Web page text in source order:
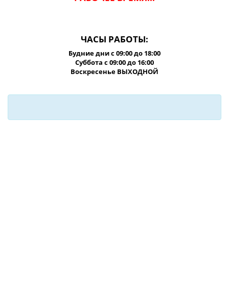
ЧАСЫ РАБОТЫ:
Будние дни с 09:00 до 18:00
Суббота с 09:00 до 16:00
Воскресенье ВЫХОДНОЙ